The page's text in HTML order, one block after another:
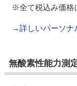
※全て税込み価格
→詳しいパーソナ
無酸素性能力測